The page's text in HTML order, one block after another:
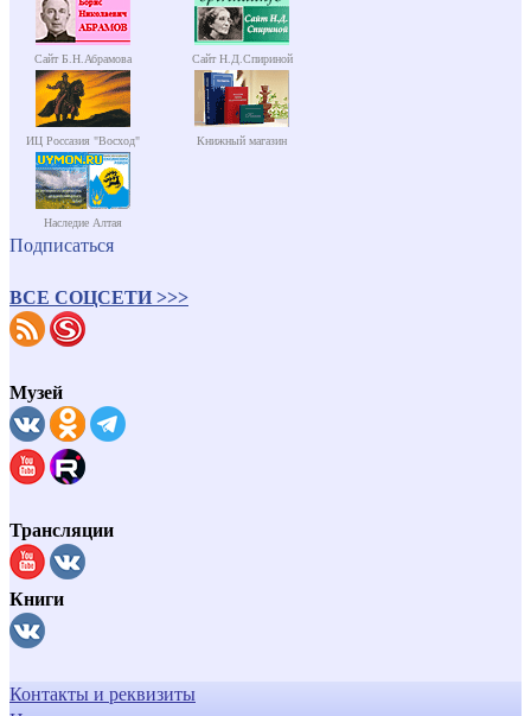
Сайт Б.Н.Абрамова Сайт Н.Д.Спириной
ИЦ Россазия "Восход" Книжный магазин
Наследие Алтая
Подписаться
ВСЕ СОЦСЕТИ >>>
Музей
Трансляции
Книги
Контакты и реквизиты